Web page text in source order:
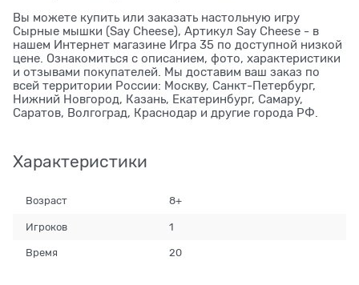
Вы можете купить или заказать настольную игру
Сырные мышки (Say Cheese), Артикул Say Cheese - в
нашем Интернет магазине Игра 35 по доступной низкой
цене. Ознакомиться с описанием, фото, характеристики
и отзывами покупателей. Мы доставим ваш заказ по
всей территории России: Москву, Санкт-Петербург,
Нижний Новгород, Казань, Екатеринбург, Самару,
Саратов, Волгоград, Краснодар и другие города РФ.
Характеристики
Возраст 8+
Игроков 1
Время 20